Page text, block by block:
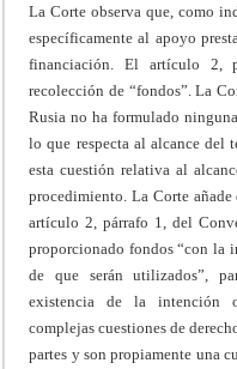
La Corte observa que, como
específicamente al apoyo
financiación. El artículo 2,
recolección de “fondos”. La
Rusia no ha formulado
lo que respecta al alcance del
esta cuestión relativa al
procedimiento. La Corte
artículo 2, párrafo 1, del
proporcionado fondos “con la
de que serán utilizados”,
existencia de la intención
complejas cuestiones de
partes y son propiamente una